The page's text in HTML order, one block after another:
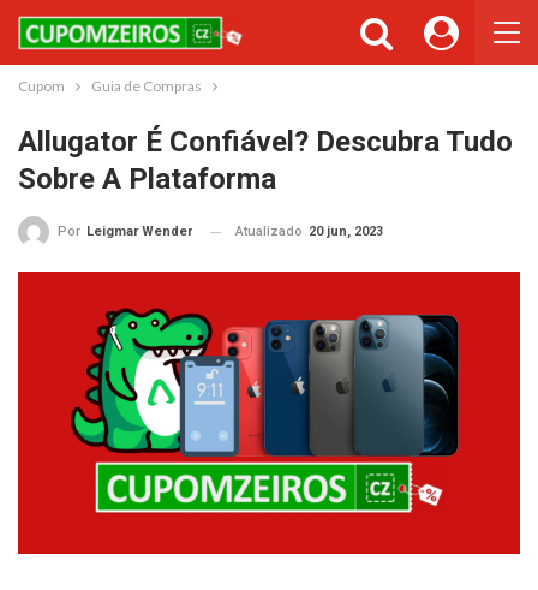
Cupom Guia de Compras
Allugator É Confiável? Descubra Tudo
Sobre A Plataforma
Por Leigmar Wender Atualizado 20 jun, 2023